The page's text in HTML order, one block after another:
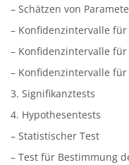
– Schätzen von
– Konfidenzintervalle
– Konfidenzintervalle
– Konfidenzintervalle
3. Signifikanztests
4. Hypothesentests
– Statistischer Test
– Test für Bestimmung